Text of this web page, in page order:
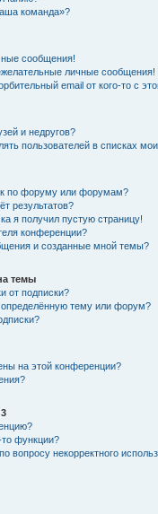
команда»?
сообщения!
личные сообщения!
email от кого-то с
и недругов?
пользователей в списках
по форуму или форумам?
результатов?
я получил пустую страницу!
конференции?
и созданные мной темы?
темы
от подписки?
определённую тему или форум?
на этой конференции?
функции?
вопросу некорректного